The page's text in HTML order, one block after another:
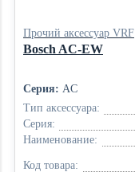
Прочий аксессуар VRF
Bosch AC-EW
Серия: AC
Тип аксессуара:
Серия:
Наименование:
Код товара: